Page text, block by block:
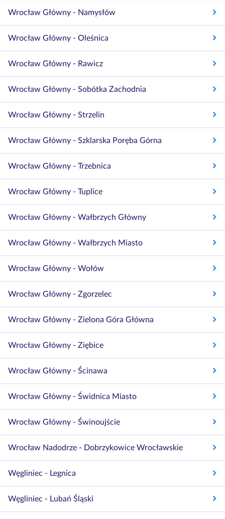
Wrocław Główny - Namysłów
Wrocław Główny - Oleśnica
Wrocław Główny - Rawicz
Wrocław Główny - Sobótka Zachodnia
Wrocław Główny - Strzelin
Wrocław Główny - Szklarska Poręba Górna
Wrocław Główny - Trzebnica
Wrocław Główny - Tuplice
Wrocław Główny - Wałbrzych Główny
Wrocław Główny - Wałbrzych Miasto
Wrocław Główny - Wołów
Wrocław Główny - Zgorzelec
Wrocław Główny - Zielona Góra Główna
Wrocław Główny - Ziębice
Wrocław Główny - Ścinawa
Wrocław Główny - Świdnica Miasto
Wrocław Główny - Świnoujście
Wrocław Nadodrze - Dobrzykowice Wrocławskie
Węgliniec - Legnica
Węgliniec - Lubań Śląski